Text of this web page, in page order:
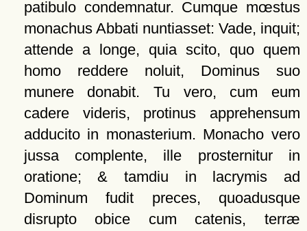
patibulo condemnatur. Cumque mœstus
monachus Abbati nuntiasset: Vade, inquit;
attende a longe, quia scito, quo quem
homo reddere noluit, Dominus suo
munere donabit. Tu vero, cum eum
cadere videris, protinus apprehensum
adducito in monasterium. Monacho vero
jussa complente, ille prosternitur in
oratione; & tamdiu in lacrymis ad
Dominum fudit preces, quoadusque
disrupto obice cum catenis, terræ